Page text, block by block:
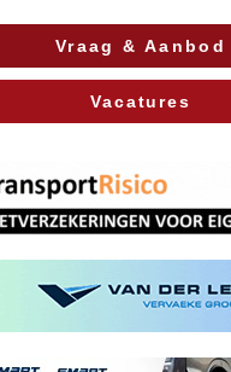
Vraag & Aanbod
Vacatures